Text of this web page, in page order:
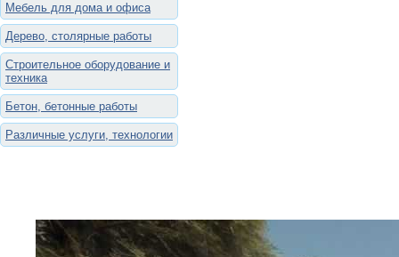
Мебель для дома и офиса
Дерево, столярные работы
Строительное оборудование и
техника
Бетон, бетонные работы
Различные услуги, технологии